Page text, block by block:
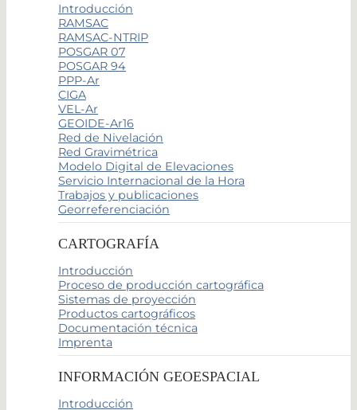
Introducción
RAMSAC
RAMSAC-NTRIP
POSGAR 07
POSGAR 94
PPP-Ar
CIGA
VEL-Ar
GEOIDE-Ar16
Red de Nivelación
Red Gravimétrica
Modelo Digital de Elevaciones
Servicio Internacional de la Hora
Trabajos y publicaciones
Georreferenciación
CARTOGRAFÍA
Introducción
Proceso de producción cartográfica
Sistemas de proyección
Productos cartográficos
Documentación técnica
Imprenta
INFORMACIÓN GEOESPACIAL
Introducción